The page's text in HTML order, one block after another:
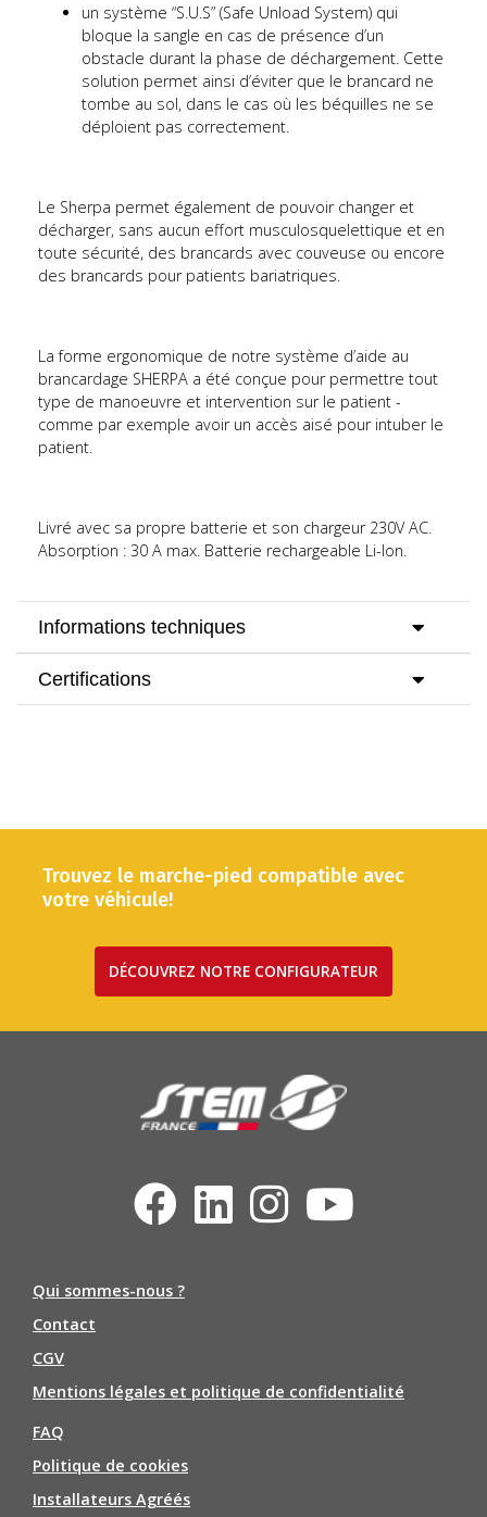
un système “S.U.S” (Safe Unload System) qui
bloque la sangle en cas de présence d’un
obstacle durant la phase de déchargement. Cette
solution permet ainsi d’éviter que le brancard ne
tombe au sol, dans le cas où les béquilles ne se
déploient pas correctement.
Le Sherpa permet également de pouvoir changer et
décharger, sans aucun effort musculosquelettique et en
toute sécurité, des brancards avec couveuse ou encore
des brancards pour patients bariatriques.
La forme ergonomique de notre système d’aide au
brancardage SHERPA a été conçue pour permettre tout
type de manoeuvre et intervention sur le patient -
comme par exemple avoir un accès aisé pour intuber le
patient.
Livré avec sa propre batterie et son chargeur 230V AC.
Absorption : 30 A max. Batterie rechargeable Li-Ion.
Informations techniques
Certifications
Trouvez le marche-pied compatible avec
votre véhicule!
DÉCOUVREZ NOTRE CONFIGURATEUR
Qui sommes-nous ?
Contact
CGV
Mentions légales et politique de confidentialité
FAQ
Politique de cookies
Installateurs Agréés